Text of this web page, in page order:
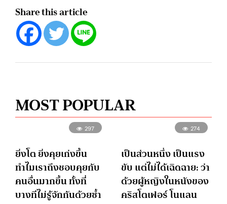
Share this article
MOST POPULAR
297
ยิ่งโต ยิ่งคุยเก่งขึ้น
ทำไมเราถึงชอบคุยกับ
คนอื่นมากขึ้น ทั้งที่
บางทีไม่รู้จักกันด้วยซ้ำ
274
เป็นส่วนหนึ่ง เป็นแรง
ขับ แต่ไม่ได้เฉิดฉาย: ว่า
ด้วยผู้หญิงในหนังของ
คริสโตเฟอร์ โนแลน